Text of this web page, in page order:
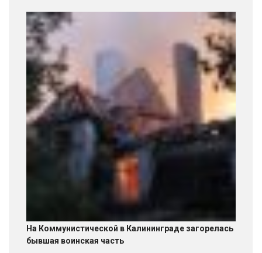
На Коммунистической в Калининграде загорелась
бывшая воинская часть